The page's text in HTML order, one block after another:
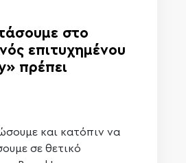
στο
επιτυχημένου
πρέπει
και κατόπιν να
σε θετικό